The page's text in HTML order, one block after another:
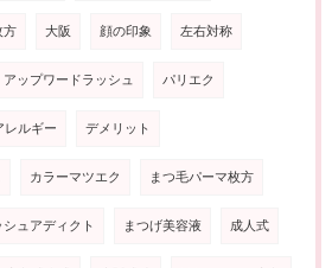
方 大阪 顔の印象 左右対称
アップワードラッシュ パリエク
レルギー デメリット
カラーマツエク まつ毛パーマ枚方
シュアディクト まつげ美容液 成人式